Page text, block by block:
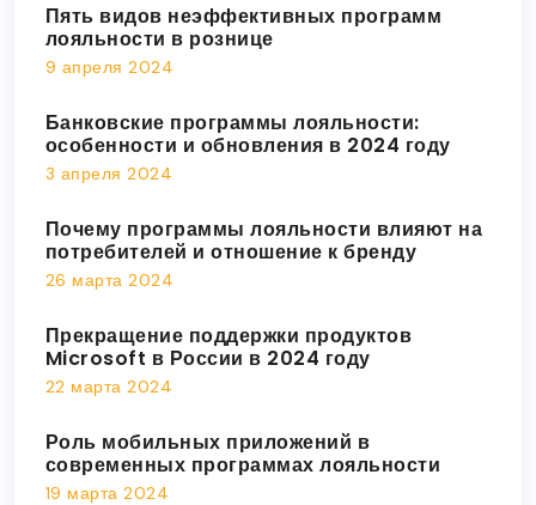
Пять видов неэффективных программ
лояльности в рознице
9 апреля 2024
Банковские программы лояльности:
особенности и обновления в 2024 году
3 апреля 2024
Почему программы лояльности влияют на
потребителей и отношение к бренду
26 марта 2024
Прекращение поддержки продуктов
Microsoft в России в 2024 году
22 марта 2024
Роль мобильных приложений в
современных программах лояльности
19 марта 2024